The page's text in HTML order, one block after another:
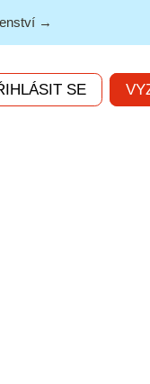
→
SE